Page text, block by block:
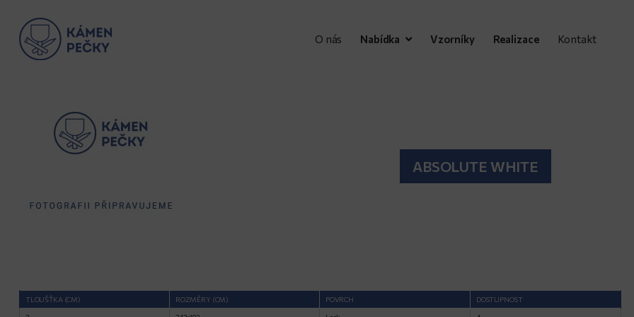
O nás Nabídka Vzorníky Realizace Kontakt
ABSOLUTE WHITE
TLOUŠŤKA (CM) ROZMĚRY (CM) POVRCH DOSTUPNOST